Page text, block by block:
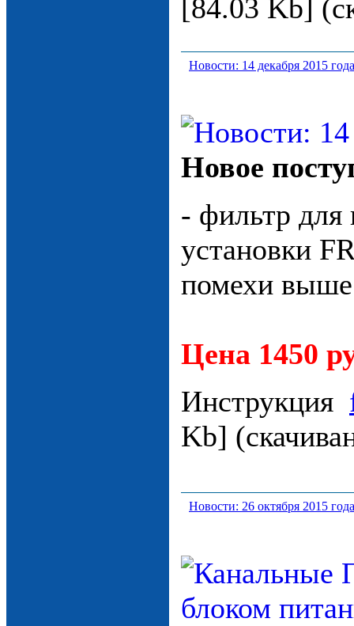
[84.03 Kb]
Новости: 14 декабря 2015 года
Новое
- фильтр для
установки
помехи
Цена 1450
Инструкция
Kb]
Новости: 26 октября 2015 года